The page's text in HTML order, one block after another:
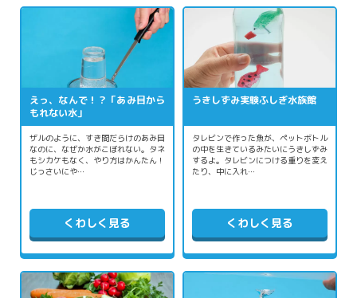
えっ、なんで！？「あみ目から
もれない水」
ザルのように、すき間だらけのあみ目
なのに、なぜか水がこぼれない。タネ
もシカケもなく、やり方はかんたん！
じっさいにや…
くわしく見る
うきしずみ実験ふしぎ水族館
タレビンで作った魚が、ペットボトル
の中を生きているみたいにうきしずみ
するよ。タレビンにつける重りを変え
たり、中に入れ…
くわしく見る